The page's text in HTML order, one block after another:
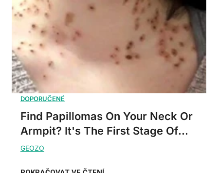
Find Papillomas On Your Neck Or
Armpit? It's The First Stage Of...